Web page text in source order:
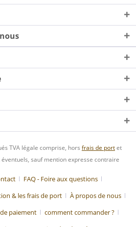
TVA légale comprise, hors frais de portet
sauf mention expresse contraire
FAQ - Foire aux questions
& les frais de port
À propos de nous
paiement
comment commander ?